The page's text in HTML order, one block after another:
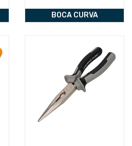
BOCA CURVA